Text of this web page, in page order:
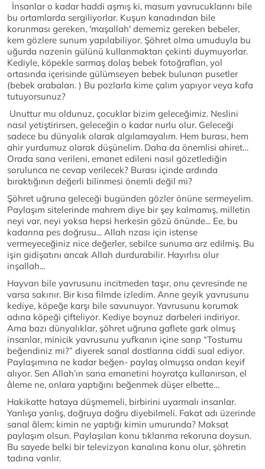
İnsanlar o kadar haddi aşmış ki, masum yavrucuklarını bile
bu ortamlarda sergiliyorlar. Kuşun kanadından bile
korunması gereken, 'maşallah' dememiz gereken bebeler,
kem gözlere sunum yapılabiliyor. Şöhret olma umuduyla bu
uğurda nazenin gülünü kullanmaktan çekinti duymuyorlar.
Kediyle, köpekle sarmaş dolaş bebek fotoğrafları, yol
ortasında içerisinde gülümseyen bebek bulunan pusetler
(bebek arabaları. ) Bu pozlarla kime çalım yapıyor veya kafa
tutuyorsunuz?
Unuttur mu oldunuz, çocuklar bizim geleceğimiz. Neslini
nasıl yetiştirirsen, geleceğin o kadar nurlu olur. Geleceği
sadece bu dünyalık olarak algılamayalım. Hem burası, hem
ahir yurdumuz olarak düşünelim. Daha da önemlisi ahiret…
Orada sana verileni, emanet edileni nasıl gözetlediğin
sorulunca ne cevap verilecek? Burası içinde ardında
bıraktığının değerli bilinmesi önemli değil mi?
Şöhret uğruna geleceği bugünden gözler önüne sermeyelim.
Paylaşım sitelerinde mahrem diye bir şey kalmamış, milletin
neyi var, neyi yoksa hepsi herkesin gözü önünde... Ee, bu
kadarına pes doğrusu... Allah rızası için istense
vermeyeceğiniz nice değerler, sebilce sunuma arz edilmiş. Bu
işin gidişatını ancak Allah durdurabilir. Hayırlısı olur
inşallah...
Hayvan bile yavrusunu incitmeden taşır, onu çevresinde ne
varsa sakınır. Bir kısa filmde izledim. Anne geyik yavrusunu
kediye, köpeğe karşı bile savunuyor. Yavrusunu korumak
adına köpeği çifteliyor. Kediye boynuz darbeleri indiriyor.
Ama bazı dünyalıklar, şöhret uğruna gaflete gark olmuş
insanlar, minicik yavrusunu yufkanın içine sarıp “Tostumu
beğendiniz mi?” diyerek sanal dostlarına ciddi sual ediyor.
Paylaşımına ne kadar beğen- paylaş olmuşsa ondan keyif
alıyor. Sen Allah’ın sana emanetini hoyratça kullanırsan, el
âleme ne, onlara yaptığını beğenmek düşer elbette…
Hakikatte hataya düşmemeli, birbirini uyarmalı insanlar.
Yanlışa yanlış, doğruya doğru diyebilmeli. Fakat adı üzerinde
sanal âlem; kimin ne yaptığı kimin umurunda? Maksat
paylaşım olsun. Paylaşılan konu tıklanma rekoruna doysun.
Bu sayede belki bir televizyon kanalına konu olur, şöhretin
tadına varılır.